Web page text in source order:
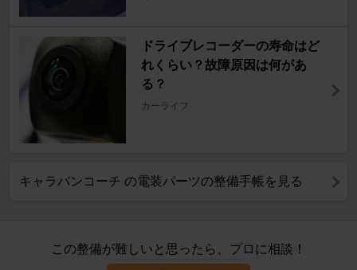
ドライブレコーダーの寿命はど
れくらい？故障原因は何があ
る？
カーライフ
キャラバンコーチ の電装パーツの整備手帳を見る
この整備が難しいと思ったら、プロに相談！